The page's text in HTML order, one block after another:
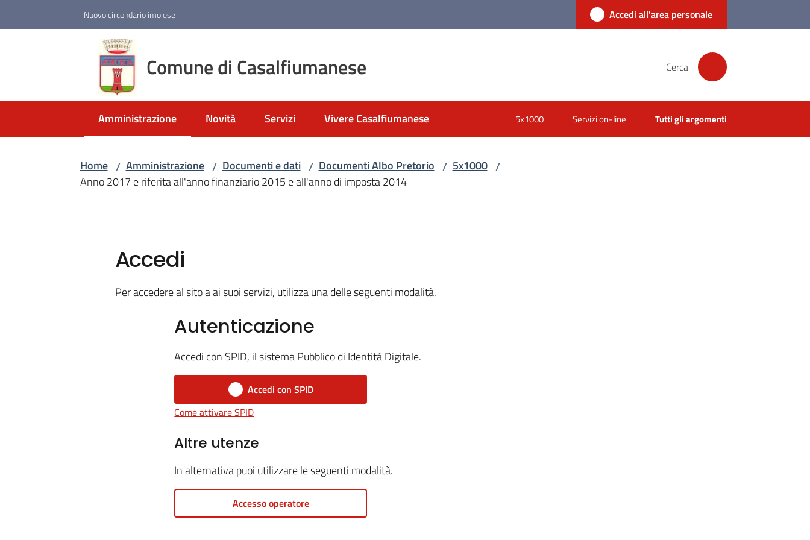
Nuovo circondario imolese Accedi all'area personale
Comune di Casalfiumanese Cerca
Amministrazione
Menu selezionato Novità Servizi Vivere Casalfiumanese 5x1000 Servizi on-line Tutti gli argomenti
Home / Amministrazione / Documenti e dati / Documenti Albo Pretorio / 5x1000 /
Anno 2017 e riferita all'anno finanziario 2015 e all'anno di imposta 2014
Accedi
Per accedere al sito a ai suoi servizi, utilizza una delle seguenti modalità.
Autenticazione
Accedi con SPID, il sistema Pubblico di Identità Digitale.
Accedi con SPID
Come attivare SPID
Altre utenze
In alternativa puoi utilizzare le seguenti modalità.
Accesso operatore